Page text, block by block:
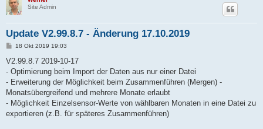
Site Admin
Update V2.99.8.7 - Änderung 17.10.2019
B
i
r
a
18 Okt 2019 19:03
V2.99.8.7 2019-10-17
- Optimierung beim Import der Daten aus nur einer Datei
- Erweiterung der Möglichkeit beim Zusammenführen (Mergen) -
Monatsübergreifend und mehrere Monate erlaubt
- Möglichkeit Einzelsensor-Werte von wählbaren Monaten in eine Datei zu
exportieren (z.B. für späteres Zusammenführen)